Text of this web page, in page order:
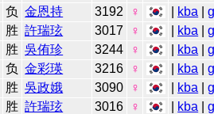
负 金恩持 3192 ♀ kba |
胜 許瑞玹 3017 ♀ kba |
胜 吳侑珍 3244 ♀ kba |
负 金彩瑛 3216 ♀ kba |
胜 吳政娥 3090 ♀ kba |
胜 許瑞玹 3016 ♀ kba |